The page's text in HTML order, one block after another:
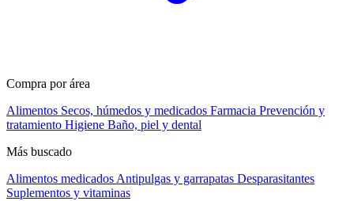
Compra por área
Alimentos Secos, húmedos y medicados Farmacia Prevención y
tratamiento Higiene Baño, piel y dental
Más buscado
Alimentos medicados Antipulgas y garrapatas Desparasitantes
Suplementos y vitaminas